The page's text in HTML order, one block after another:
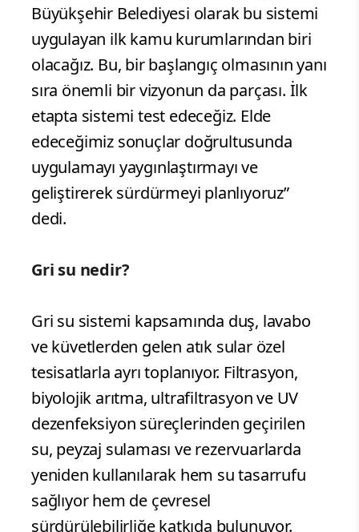
Büyükşehir Belediyesi olarak bu sistemi
uygulayan ilk kamu kurumlarından biri
olacağız. Bu, bir başlangıç olmasının yanı
sıra önemli bir vizyonun da parçası. İlk
etapta sistemi test edeceğiz. Elde
edeceğimiz sonuçlar doğrultusunda
uygulamayı yaygınlaştırmayı ve
geliştirerek sürdürmeyi planlıyoruz”
dedi.
Gri su nedir?
Gri su sistemi kapsamında duş, lavabo
ve küvetlerden gelen atık sular özel
tesisatlarla ayrı toplanıyor. Filtrasyon,
biyolojik arıtma, ultrafiltrasyon ve UV
dezenfeksiyon süreçlerinden geçirilen
su, peyzaj sulaması ve rezervuarlarda
yeniden kullanılarak hem su tasarrufu
sağlıyor hem de çevresel
sürdürülebilirliğe katkıda bulunuyor.